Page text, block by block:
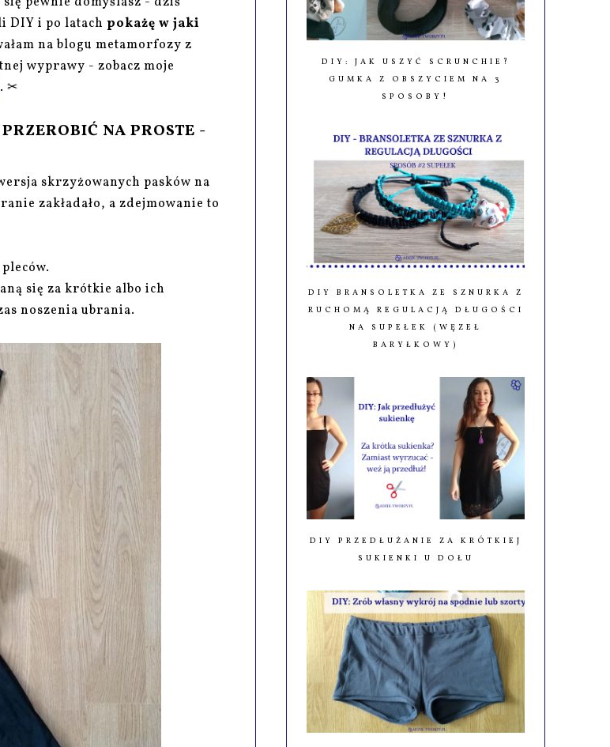
DIY i po latach pokażę w jaki
na blogu metamorfozy z
wyprawy - zobacz moje
. ✂
NA PROSTE -
skrzyżowanych pasków na
zakładało, a zdejmowanie to
się za krótkie albo ich
noszenia ubrania.
DIY: JAK USZYĆ SCRUNCHIE?
GUMKA Z OBSZYCIEM NA 3
SPOSOBY!
DIY BRANSOLETKA ZE SZNURKA Z
RUCHOMĄ REGULACJĄ DŁUGOŚCI
NA SUPEŁEK (WĘZEŁ
BARYŁKOWY)
DIY PRZEDŁUŻANIE ZA KRÓTKIEJ
SUKIENKI U DOŁU